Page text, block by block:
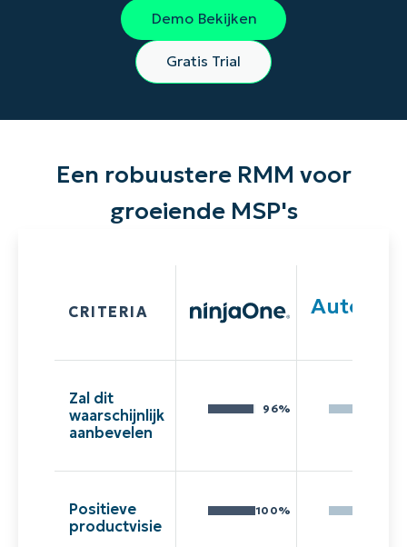
Demo Bekijken
Gratis Trial
Een robuustere RMM voor
groeiende MSP's
CRITERIA Autotask
Zal dit
waarschijnlijk
aanbevelen
96%
Positieve
productvisie
100%